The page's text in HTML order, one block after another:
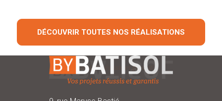
DÉCOUVRIR TOUTES NOS RÉALISATIONS